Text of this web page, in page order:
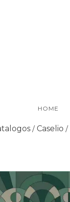
HOME
/ Caselio /